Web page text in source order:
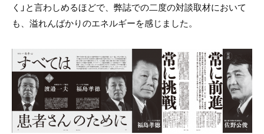
く」と言わしめるほどで、弊誌での二度の対談取材において
も、溢れんばかりのエネルギーを感じました。